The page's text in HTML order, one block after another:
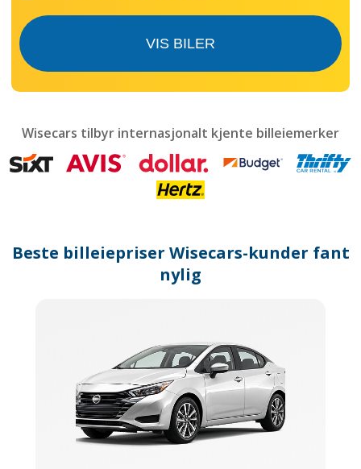
and
mark
to
get
changing
VIS BILER
Wisecars tilbyr internasjonalt kjente billeiemerker
Beste billeiepriser Wisecars-kunder fant
nylig